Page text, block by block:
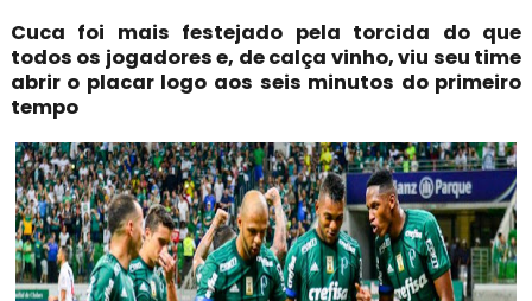
Cuca foi mais festejado pela torcida do que
todos os jogadores e, de calça vinho, viu seu time
abrir o placar logo aos seis minutos do primeiro
tempo